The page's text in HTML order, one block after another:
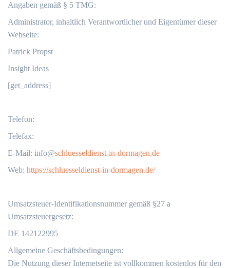
Angaben gemäß § 5 TMG:
Administrator, inhaltlich Verantwortlicher und Eigentümer dieser
Webseite:
Patrick Propst
Insight Ideas
[get_address]
Telefon:
Telefax:
‬E-Mail: info@schluesseldienst-in-dormagen.de
Web: https://schluesseldienst-in-dormagen.de/
Umsatzsteuer-Identifikationsnummer gemäß §27 a
Umsatzsteuergesetz:
DE 142122995
Allgemeine Geschäftsbedingungen:
Die Nutzung dieser Internetseite ist vollkommen kostenlos für den